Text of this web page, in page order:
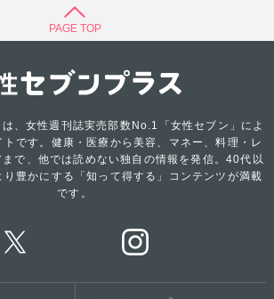
PAGE TOP
は、女性週刊誌実売部数No.1「女性セブン」によ
です。健康・医療から美容、マネー、料理・レ
で、他では読めない独自の情報を発信。40代以
り豊かにする「知って得する」コンテンツが満載
です。